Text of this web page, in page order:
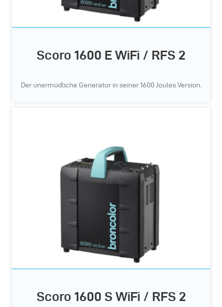
Scoro 1600 E WiFi / RFS 2
Der unermüdliche Generator in seiner 1600 Joules Version.
Scoro 1600 S WiFi / RFS 2